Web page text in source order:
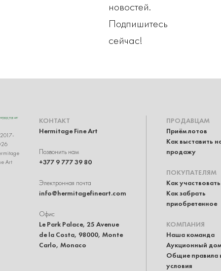
новостей.
Подпишитесь
сейчас!
Art
КОНТАКТ
Hermitage Fine Art
Позвонить нам
+377 9 777 39 80
Электронная почта
info@hermitagefineart.com
Офис
Le Park Palace, 25 Avenue
de la Costa, 98000, Monte
Carlo, Monaco
ПРОДАВЦАМ
Приём лотов
Как выставить
продажу
ПОКУПАТЕЛЯМ
Как участвовать
Как забрать
приобретенное
КОМПАНИЯ
Наша команда
Аукционный дом
Общие правила
условия